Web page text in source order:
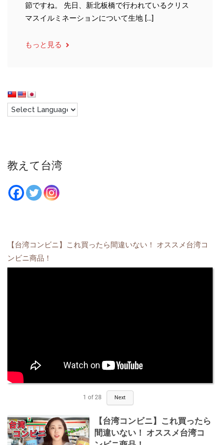
節ですね。 先日、新北板橋で行われているクリス
マスイルミネーションについて生地 […]
もっと見る
教えて台湾
【台湾コンビニ】これ買ったら間違いない！ オススメ台湾コ
ンビニ商品！
1 of 28 Next
【台湾コンビニ】これ買ったら
間違いない！ オススメ台湾コ